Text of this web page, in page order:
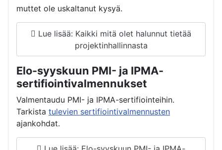
muttet ole uskaltanut kysyä.
Lue lisää: Kaikki mitä olet halunnut tietää
projektinhallinnasta
Elo-syyskuun PMI- ja IPMA-
sertifiointivalmennukset
Valmentaudu PMI- ja IPMA-sertifiointeihin.
Tarkista tulevien sertifiointivalmennusten
ajankohdat.